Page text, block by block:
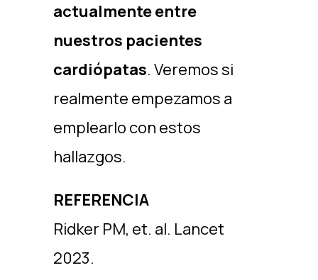
actualmente entre
nuestros pacientes
cardiópatas. Veremos si
realmente empezamos a
emplearlo con estos
hallazgos.
REFERENCIA
Ridker PM, et. al. Lancet
2023.